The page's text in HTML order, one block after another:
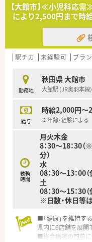
【大館市】≪小児科応
により2,500円まで時
駅チカ 未経験可 ブラ
勤務地
秋田県 大館市
大館駅 (JR奥羽本
給与
時給2,000円～
※年齢・経験による
勤務
時間
月火木金
8：30～18：30
分）
水
08：30～13：00
土
08：30～15：30
※日数・休日等
■「健康」を維持す
県内に6店舗を展開
■総合病院の門前に